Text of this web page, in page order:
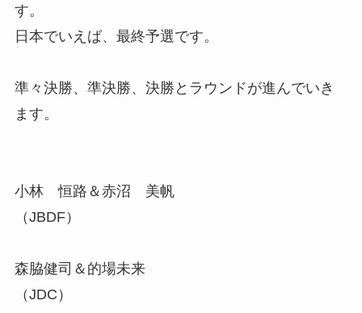
す。
日本でいえば、最終予選です。
準々決勝、準決勝、決勝とラウンドが進んでいき
ます。
小林 恒路＆赤沼 美帆
（JBDF）
森脇健司＆的場未来
（JDC）